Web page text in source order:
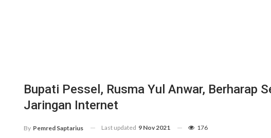
Bupati Pessel, Rusma Yul Anwar, Berharap
Jaringan Internet
By Pemred Saptarius Last updated 9 Nov 2021 176